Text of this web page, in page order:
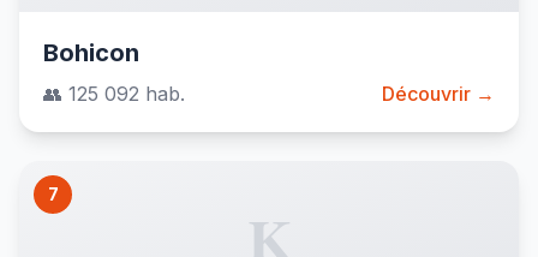
Bohicon
👥 125 092 hab. Découvrir →
7
K